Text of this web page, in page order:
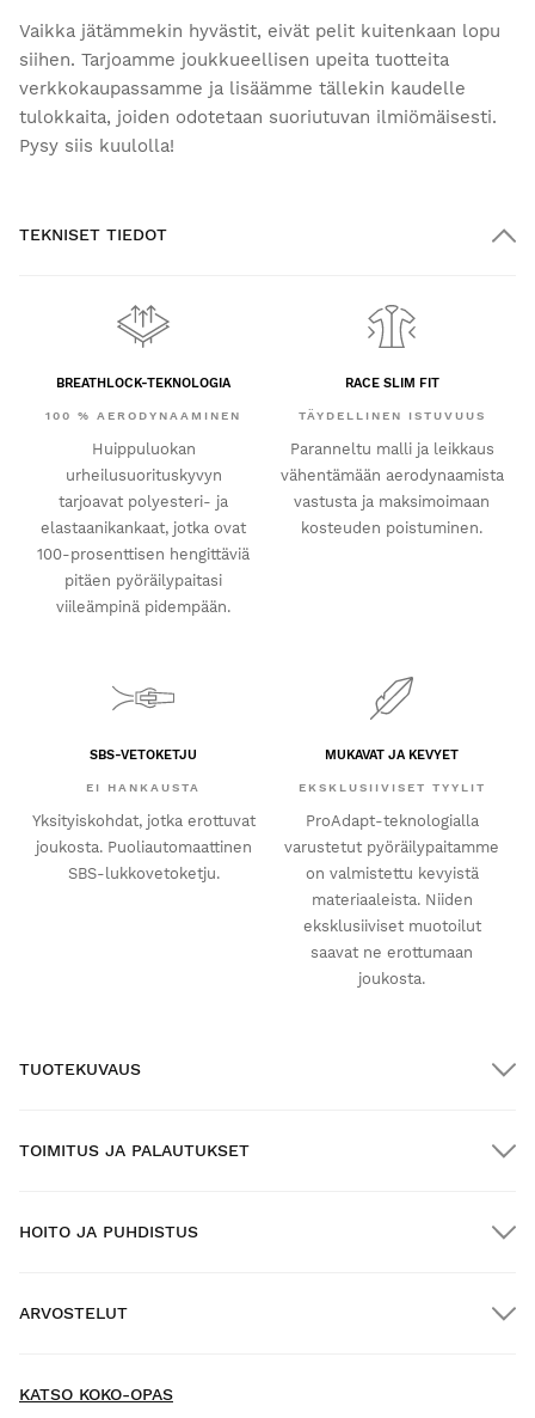
Vaikka jätämmekin hyvästit, eivät pelit kuitenkaan lopu
siihen. Tarjoamme joukkueellisen upeita tuotteita
verkkokaupassamme ja lisäämme tällekin kaudelle
tulokkaita, joiden odotetaan suoriutuvan ilmiömäisesti.
Pysy siis kuulolla!
TEKNISET TIEDOT
BREATHLOCK-TEKNOLOGIA
100 % AERODYNAAMINEN
Huippuluokan
urheilusuorituskyvyn
tarjoavat polyesteri- ja
elastaanikankaat, jotka ovat
100-prosenttisen hengittäviä
pitäen pyöräilypaitasi
viileämpinä pidempään.
RACE SLIM FIT
TÄYDELLINEN ISTUVUUS
Paranneltu malli ja leikkaus
vähentämään aerodynaamista
vastusta ja maksimoimaan
kosteuden poistuminen.
SBS-VETOKETJU
EI HANKAUSTA
Yksityiskohdat, jotka erottuvat
joukosta. Puoliautomaattinen
SBS-lukkovetoketju.
MUKAVAT JA KEVYET
EKSKLUSIIVISET TYYLIT
ProAdapt-teknologialla
varustetut pyöräilypaitamme
on valmistettu kevyistä
materiaaleista. Niiden
eksklusiiviset muotoilut
saavat ne erottumaan
joukosta.
TUOTEKUVAUS
TOIMITUS JA PALAUTUKSET
Kotiinkuljetus yli $300.00:n tilauksiin
HOITO JA PUHDISTUS
ARVOSTELUT
Perustuu 92 arvosteluun
KATSO KOKO-OPAS